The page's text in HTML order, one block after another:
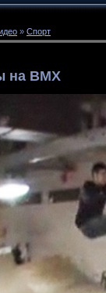
» Спорт
на BMX